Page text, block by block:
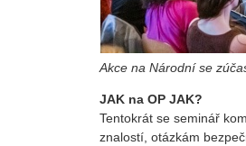
Akce na Národní se
JAK na OP JAK?
Tentokrát se seminář
znalostí, otázkám